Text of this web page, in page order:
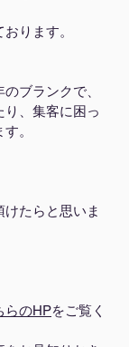
ります。
ブランクで、
り、集客に困っ
。
たらと思いま
らのHPをご覧く